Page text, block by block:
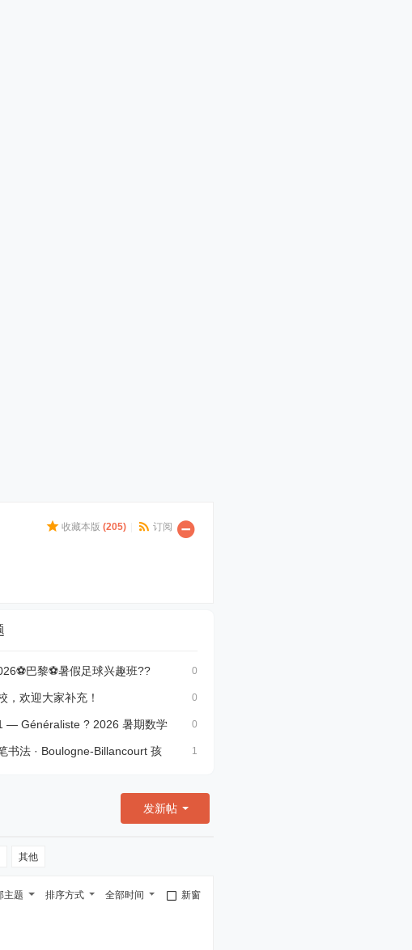
收藏本版 (205) 订阅
0
巴黎⚽暑假足球兴趣班?‍?
0
，欢迎大家补充！
0
— Généraliste ? 2026 暑期数学
1
书法 · Boulogne-Billancourt 孩
发新帖
其他
新窗
全部时间
排序方式
主题